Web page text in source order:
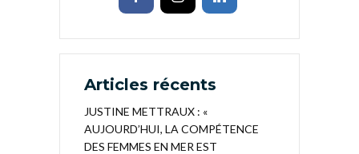
Articles récents
JUSTINE METTRAUX : «
AUJOURD’HUI, LA COMPÉTENCE
DES FEMMES EN MER EST